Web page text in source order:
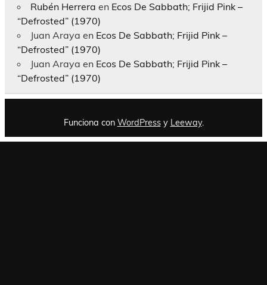
Rubén Herrera en Ecos De Sabbath; Frijid Pink –
“Defrosted” (1970)
Juan Araya en Ecos De Sabbath; Frijid Pink –
“Defrosted” (1970)
Juan Araya en Ecos De Sabbath; Frijid Pink –
“Defrosted” (1970)
Funciona con WordPressy Leeway.